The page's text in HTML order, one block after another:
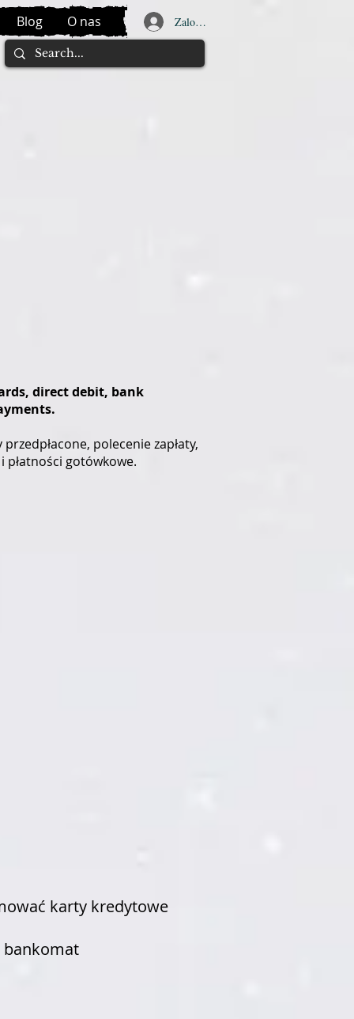
Blog O nas Zaloguj się
direct debit, bank
polecenie zapłaty,
płatności gotówkowe.
karty kredytowe
bankomat